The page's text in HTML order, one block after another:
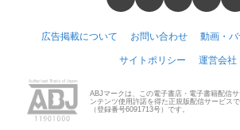
広告掲載について お問い合わせ 動画・
サイトポリシー 運営会社
ABJマークは、この電子書店・電子書籍配信
ンテンツ使用許諾を得た正規版配信サービス
（登録番号6091713号）です。